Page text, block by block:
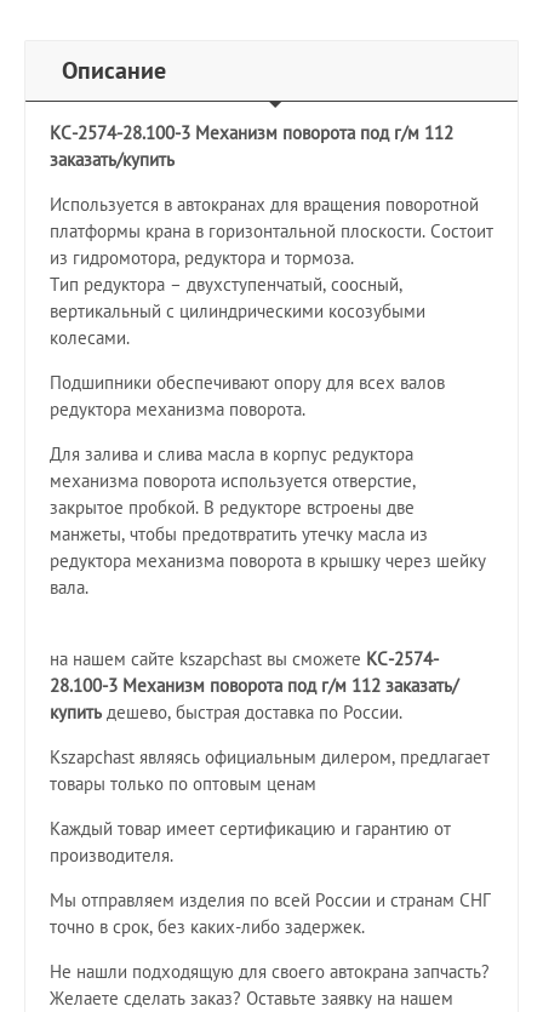
Описание
КС-2574-28.100-3 Механизм поворота под г/м 112
заказать/купить
Используется в автокранах для вращения поворотной
платформы крана в горизонтальной плоскости. Состоит
из гидромотора, редуктора и тормоза.
Тип редуктора – двухступенчатый, соосный,
вертикальный с цилиндрическими косозубыми
колесами.
Подшипники обеспечивают опору для всех валов
редуктора механизма поворота.
Для залива и слива масла в корпус редуктора
механизма поворота используется отверстие,
закрытое пробкой. В редукторе встроены две
манжеты, чтобы предотвратить утечку масла из
редуктора механизма поворота в крышку через шейку
вала.
на нашем сайте kszapchast вы сможете КС-2574-
28.100-3 Механизм поворота под г/м 112 заказать/
купить дешево, быстрая доставка по России.
Kszapchast являясь официальным дилером, предлагает
товары только по оптовым ценам
Каждый товар имеет сертификацию и гарантию от
производителя.
Мы отправляем изделия по всей России и странам СНГ
точно в срок, без каких-либо задержек.
Не нашли подходящую для своего автокрана запчасть?
Желаете сделать заказ? Оставьте заявку на нашем